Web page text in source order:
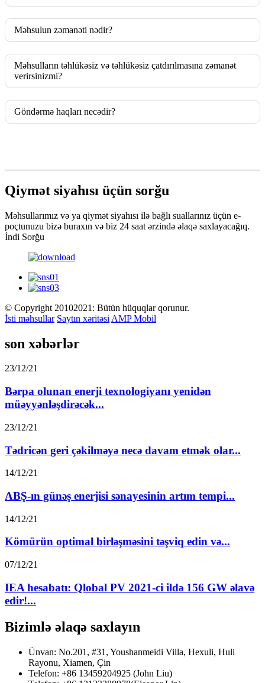
Məhsulun zəmanəti nədir?
Məhsulların təhlükəsiz və təhlükəsiz çatdırılmasına zəmanət
verirsinizmi?
Göndərmə haqları necədir?
Qiymət siyahısı üçün sorğu
Məhsullarımız və ya qiymət siyahısı ilə bağlı suallarınız üçün e-
poçtunuzu bizə buraxın və biz 24 saat ərzində əlaqə saxlayacağıq.
İndi Sorğu
© Copyright 20102021: Bütün hüquqlar qorunur.
İsti məhsullar Saytın xəritəsi AMP Mobil
son xəbərlər
23/12/21
Bərpa olunan enerji texnologiyanı yenidən
müəyyənləşdirəcək...
23/12/21
Tədricən geri çəkilməyə necə davam etmək olar...
14/12/21
ABŞ-ın günəş enerjisi sənayesinin artım tempi...
14/12/21
Kömürün optimal birləşməsini təşviq edin və...
07/12/21
IEA hesabatı: Qlobal PV 2021-ci ildə 156 GW əlavə
edir!...
Bizimlə əlaqə saxlayın
Ünvan: No.201, #31, Youshanmeidi Villa, Hexuli, Huli
Rayonu, Xiamen, Çin
Telefon: +86 13459204925 (John Liu)